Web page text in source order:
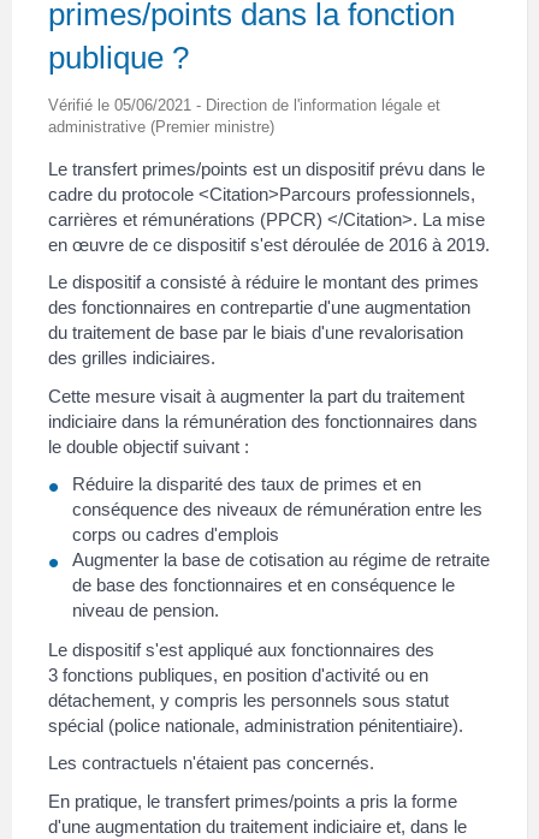
primes/points dans la fonction
publique ?
Vérifié le 05/06/2021 - Direction de l'information légale et
administrative (Premier ministre)
Le transfert primes/points est un dispositif prévu dans le
cadre du protocole <Citation>Parcours professionnels,
carrières et rémunérations (PPCR) </Citation>. La mise
en œuvre de ce dispositif s'est déroulée de 2016 à 2019.
Le dispositif a consisté à réduire le montant des primes
des fonctionnaires en contrepartie d'une augmentation
du traitement de base par le biais d'une revalorisation
des grilles indiciaires.
Cette mesure visait à augmenter la part du traitement
indiciaire dans la rémunération des fonctionnaires dans
le double objectif suivant :
Réduire la disparité des taux de primes et en
conséquence des niveaux de rémunération entre les
corps ou cadres d'emplois
Augmenter la base de cotisation au régime de retraite
de base des fonctionnaires et en conséquence le
niveau de pension.
Le dispositif s'est appliqué aux fonctionnaires des
3 fonctions publiques, en position d'activité ou en
détachement, y compris les personnels sous statut
spécial (police nationale, administration pénitentiaire).
Les contractuels n'étaient pas concernés.
En pratique, le transfert primes/points a pris la forme
d'une augmentation du traitement indiciaire et, dans le